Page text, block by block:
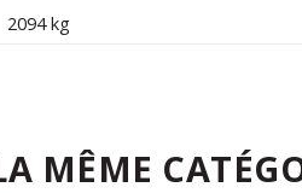
2094 kg
MÊME